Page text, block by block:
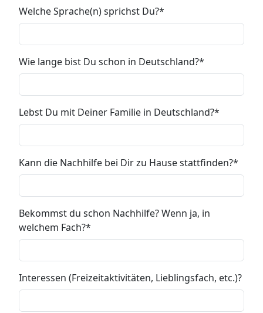
Welche Sprache(n) sprichst Du?
Wie lange bist Du schon in Deutschland?
Lebst Du mit Deiner Familie in Deutschland?
Kann die Nachhilfe bei Dir zu Hause stattfinden?
Bekommst du schon Nachhilfe? Wenn ja, in
welchem Fach?
Interessen (Freizeitaktivitäten, Lieblingsfach, etc.)?